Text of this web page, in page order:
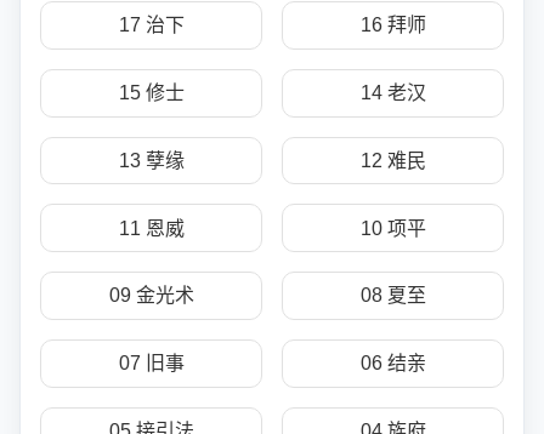
17 治下 16 拜师
15 修士 14 老汉
13 孽缘 12 难民
11 恩威 10 项平
09 金光术 08 夏至
07 旧事 06 结亲